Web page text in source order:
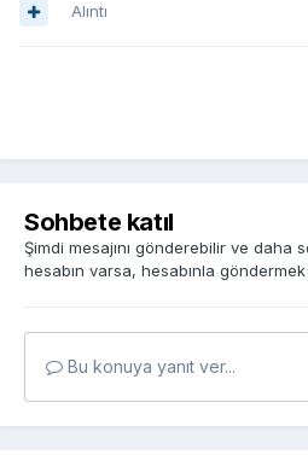
Alıntı
Sohbete katıl
Şimdi mesajını gönderebilir ve daha
hesabın varsa, hesabınla
Bu konuya yanıt ver...